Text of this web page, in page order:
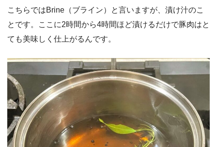
こちらではBrine（ブライン）と言いますが、漬け汁のこ
とです。ここに2時間から4時間ほど漬けるだけで豚肉はと
ても美味しく仕上がるんです。